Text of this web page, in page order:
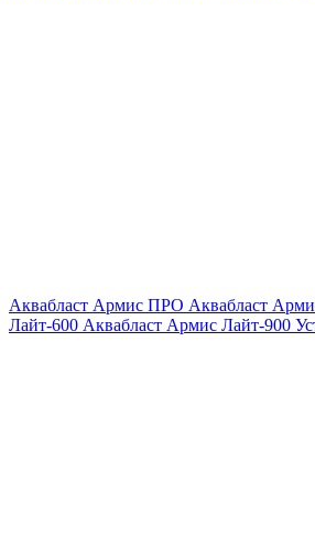
Аквабласт Армис ПРО Аквабласт
Лайт-600 Аквабласт Армис Лайт-900